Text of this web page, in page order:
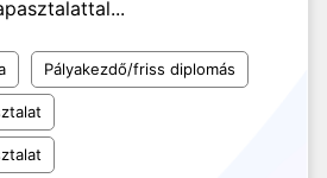
Pályakezdő/friss diplomás